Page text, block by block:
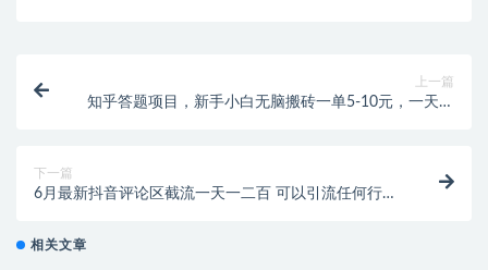
上一篇
知乎答题项目，新手小白无脑搬砖一单5-10元，一天轻
下一篇
6月最新抖音评论区截流一天一二百 可以引流任何行业
相关文章